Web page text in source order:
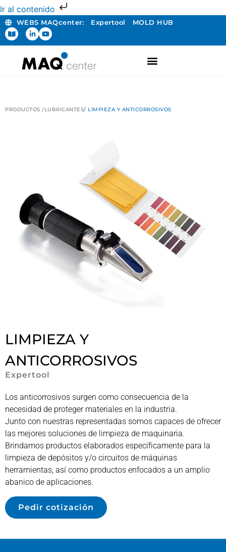
Ir al contenido
WEBS MAQcenter: Expertool MOLD HUB
PRODUCTOS /LUBRICANTES/ LIMPIEZA Y ANTICORROSIVOS
LIMPIEZA Y
ANTICORROSIVOS
Expertool
Los anticorrosivos surgen como consecuencia de la
necesidad de proteger materiales en la industria.
Junto con nuestras representadas somos capaces de ofrecer
las mejores soluciones de limpieza de maquinaria.
Brindamos productos elaborados específicamente para la
limpieza de depósitos y/o circuitos de máquinas
herramientas, así como productos enfocados a un amplio
abanico de aplicaciones.
Pedir cotización